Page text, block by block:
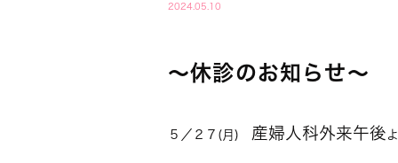
2024.05.10
～休診のお知らせ～
５／２７(月) 産婦人科外来午後